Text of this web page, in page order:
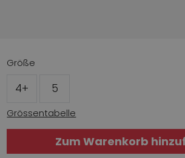
Größe
4+ 5
Grössentabelle
Zum Warenkorb